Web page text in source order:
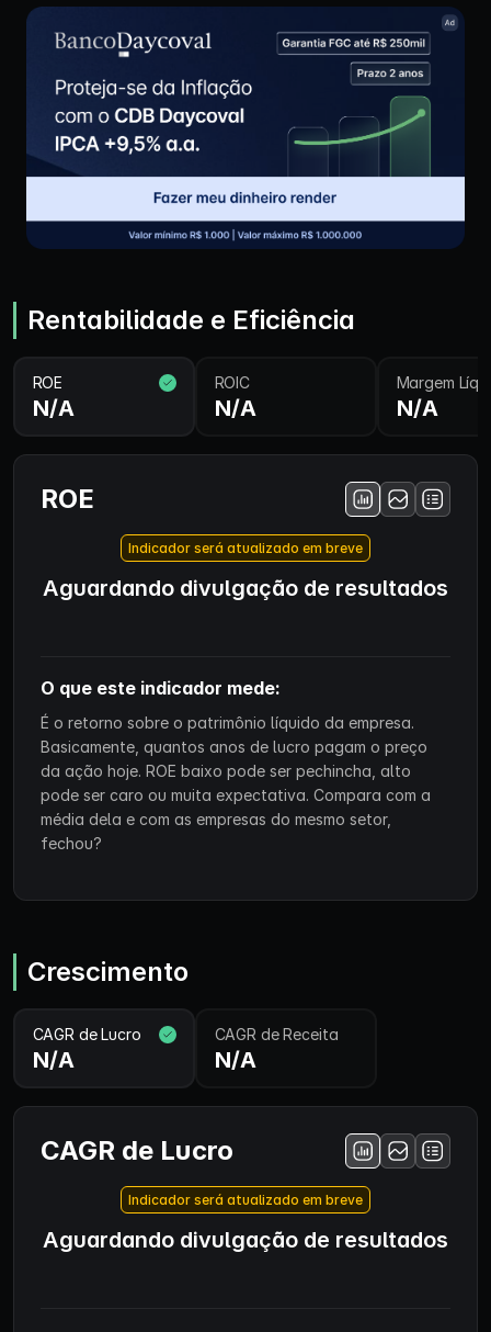
Rentabilidade e Eficiência
ROE
N/A
ROIC
N/A
Margem
N/A
ROE
Indicador será atualizado em breve
Aguardando divulgação de resultados
O que este indicador mede:
É o retorno sobre o patrimônio líquido da empresa.
Basicamente, quantos anos de lucro pagam o preço
da ação hoje. ROE baixo pode ser pechincha, alto
pode ser caro ou muita expectativa. Compara com a
média dela e com as empresas do mesmo setor,
fechou?
Crescimento
CAGR de Lucro
N/A
CAGR de Receita
N/A
CAGR de Lucro
Indicador será atualizado em breve
Aguardando divulgação de resultados